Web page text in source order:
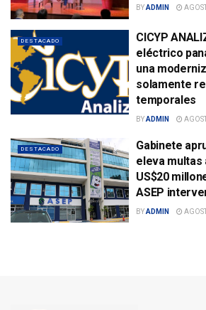
BYADMIN
DESTACADO
CICYP
eléctrico
una
solamente
temporales
BYADMIN
DESTACADO
Gabinete
eleva multas
US$20
ASEP
BYADMIN